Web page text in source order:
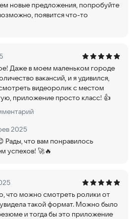
новые предложения, попробуйте
появится что-то
Даже в моем маленьком городе
вакансий, и я удивился,
видеоролик с местом
приложение просто класс! 👍
2025
Рады, что вам понравилось
успехов! 🚀🔥
что можно смотреть ролики от
такой формат. Можно было
и тогда бы это приложение